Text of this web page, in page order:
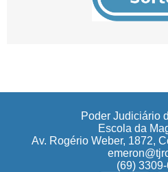
Poder Judiciário
Escola da
Av. Rogério Weber, 1872,
(69)